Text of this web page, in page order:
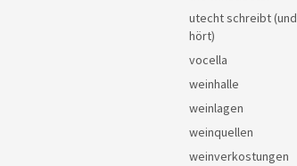
utecht schreibt (und
hört)
vocella
weinhalle
weinlagen
weinquellen
weinverkostungen